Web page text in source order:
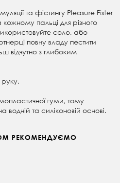
та фістингу Pleasure Fister
пальці для різного
соло, або
повну владу пестити
відчутно з глибоким
руку.
гуми, тому
та силіконовій основі.
РЕКОМЕНДУЄМО